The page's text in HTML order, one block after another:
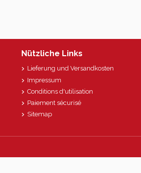
Nützliche Links
Lieferung und Versandkosten
Impressum
Conditions d'utilisation
Paiement sécurisé
Sitemap